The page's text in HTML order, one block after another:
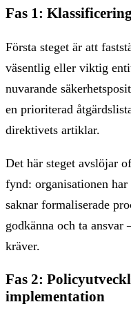
Fas 1:
Första steget är att
väsentlig eller viktig
nuvarande
en prioriterad
direktivets artiklar.
Det här steget avslöjar
fynd: organisationen
saknar formaliserade
godkänna och ta
kräver.
Fas 2:
implementation